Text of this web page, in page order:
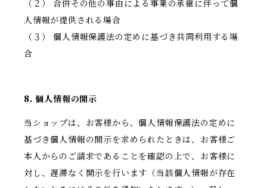
（２） 合併その他の事由による事業の承継に伴って個
人情報が提供される場合
（３） 個人情報保護法の定めに基づき共同利用する場
合
8. 個人情報の開示
当ショップは、お客様から、個人情報保護法の定めに
基づき個人情報の開示を求められたときは、お客様ご
本人からのご請求であることを確認の上で、お客様に
対し、遅滞なく開示を行います（当該個人情報が存在